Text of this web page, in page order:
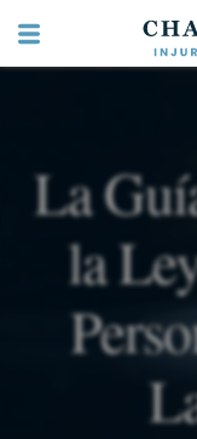
La
la